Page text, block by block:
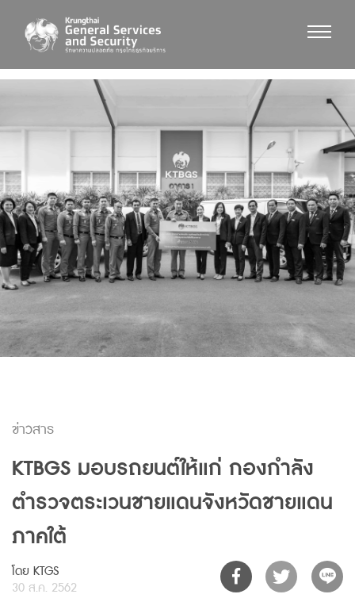
ข่าวสาร
KTBGS มอบรถยนต์ให้แก่ กองกำลัง
ตำรวจตระเวนชายแดนจังหวัดชายแดน
ภาคใต้
โดย KTGS
30 ส.ค. 2562